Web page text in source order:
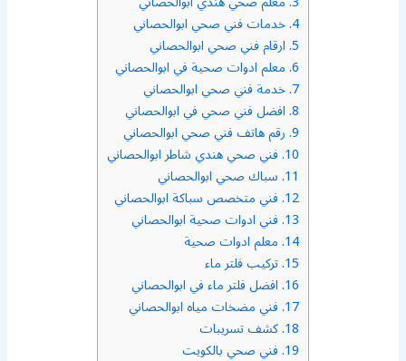
4. خدمات فني صحي ابوالحصاني
5. ارقام فني صحي ابوالحصاني
6. معلم ادوات صحية في ابوالحصاني
7. خدمة فني صحي ابوالحصاني
8. افضل فني صحي في ابوالحصاني
9. رقم هاتف فني صحي ابوالحصاني
10. فني صحي هندي شاطر ابوالحصاني
11. سباك صحي ابوالحصاني
12. فني متخصص سباكة ابوالحصاني
13. فني ادوات صحية ابوالحصاني
14. معلم ادوات صحية
15. تركيب فلتر ماء
16. افضل فلتر ماء في ابوالحصاني
17. فني مضخات مياه ابوالحصاني
18. كشف تسريبات
19. فني صحي بالكويت